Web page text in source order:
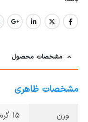
مشخصات محصول
مشخصات ظاهری
وزن 15 گرم